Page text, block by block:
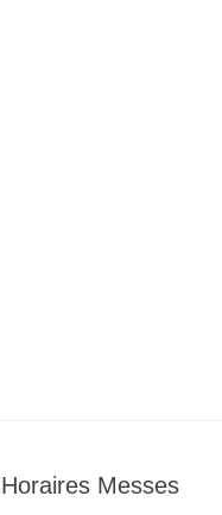
Horaires Messes